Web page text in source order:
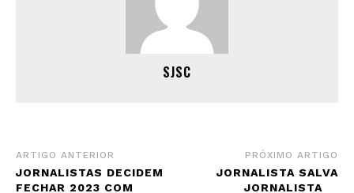
SJSC
ARTIGO ANTERIOR
JORNALISTAS DECIDEM
FECHAR 2023 COM
PRÓXIMO ARTIGO
JORNALISTA SALVA
JORNALISTA